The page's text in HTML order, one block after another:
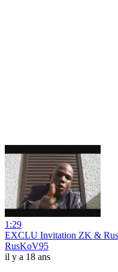
1:29
EXCLU Invitation ZK &
RusKoV95
il y a 18 ans